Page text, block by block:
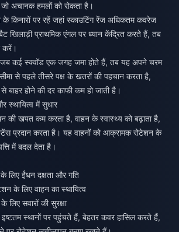
जो अचानक हमलों को रोकता है।
के किनारों पर रहें जहां स्काउटिंग रेंज अधिकतम कवरेज
खिलाड़ी प्राथमिक एंगल पर ध्यान केंद्रित करते हैं, तब
करें।
जब कई स्क्वॉड एक जगह जमा होते हैं, तब यह अपने चरम
से पहले तीसरे पक्ष के खतरों की पहचान करता है,
बाहर होने की दर काफी कम हो जाती है।
स्थायित्व में सुधार
की खपत कम करता है, वाहन के स्वास्थ्य को बढ़ाता है,
प्रदान करता है। यह वाहनों को आक्रामक रोटेशन के
में बदल देता है।
लिए ईंधन दक्षता और गति
के लिए वाहन का स्थायित्व
लिए सवारों की सुरक्षा
इष्टतम स्थानों पर पहुंचते हैं, बेहतर कवर हासिल करते हैं,